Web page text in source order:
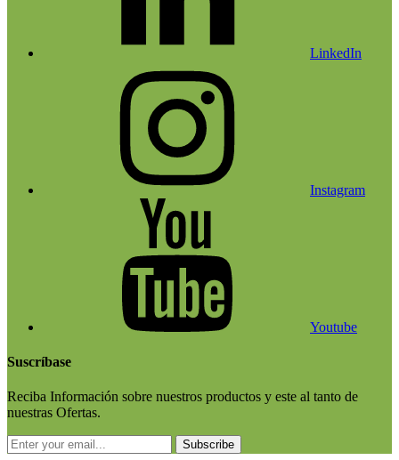
LinkedIn
Instagram
Youtube
Suscríbase
Reciba Información sobre nuestros productos y este al tanto de
nuestras Ofertas.
Subscribe